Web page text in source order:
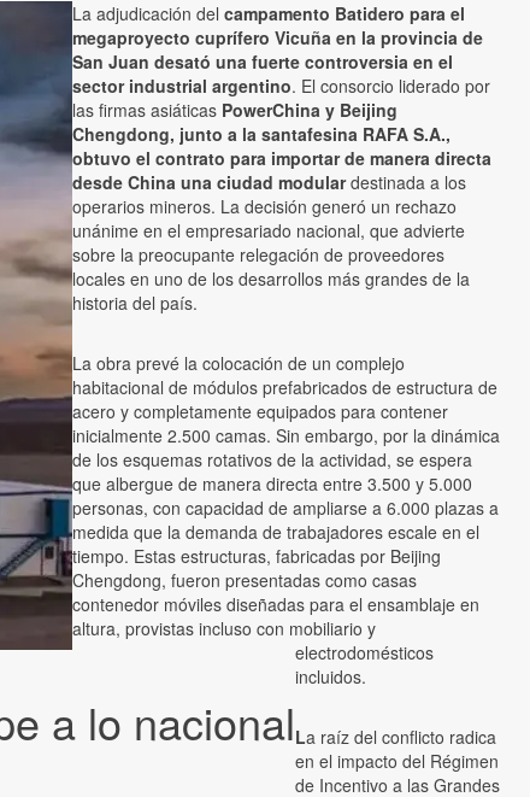
a lo nacional
La adjudicación del campamento Batidero para el
megaproyecto cuprífero Vicuña en la provincia de
San Juan desató una fuerte controversia en el
sector industrial argentino. El consorcio liderado por
las firmas asiáticas PowerChina y Beijing
Chengdong, junto a la santafesina RAFA S.A.,
obtuvo el contrato para importar de manera directa
desde China una ciudad modulardestinada a los
operarios mineros. La decisión generó un rechazo
unánime en el empresariado nacional, que advierte
sobre la preocupante relegación de proveedores
locales en uno de los desarrollos más grandes de la
historia del país.
La obra prevé la colocación de un complejo
habitacional de módulos prefabricados de estructura de
acero y completamente equipados para contener
inicialmente 2.500 camas. Sin embargo, por la dinámica
de los esquemas rotativos de la actividad, se espera
que albergue de manera directa entre 3.500 y 5.000
personas, con capacidad de ampliarse a 6.000 plazas a
medida que la demanda de trabajadores escale en el
tiempo. Estas estructuras, fabricadas por Beijing
Chengdong, fueron presentadas como casas
contenedor móviles diseñadas para el ensamblaje en
altura, provistas incluso con mobiliario y
electrodomésticos
incluidos.
La raíz del conflicto radica
en el impacto del Régimen
de Incentivo a las Grandes